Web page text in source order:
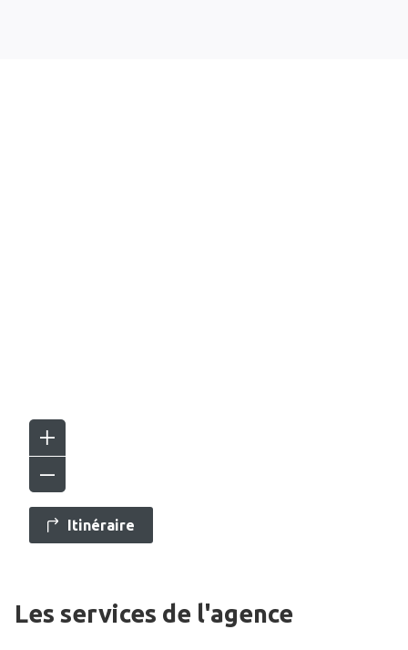
Itinéraire
Les services de l'agence